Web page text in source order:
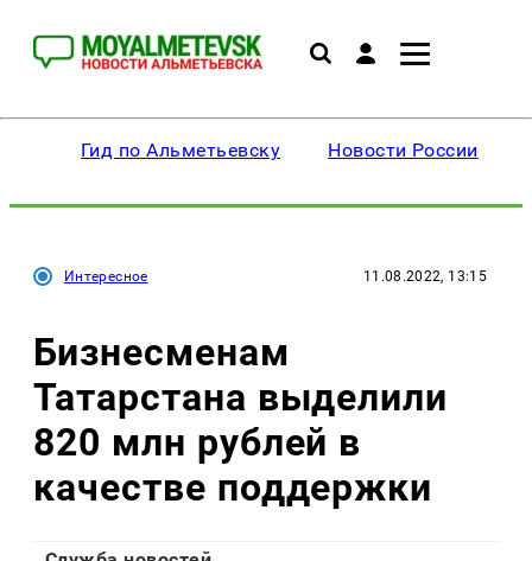
Гид по Альметьевску Новости России
Интересное 11.08.2022, 13:15
Бизнесменам
Татарстана выделили
820 млн рублей в
качестве поддержки